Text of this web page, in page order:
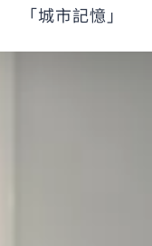
「城市記憶」